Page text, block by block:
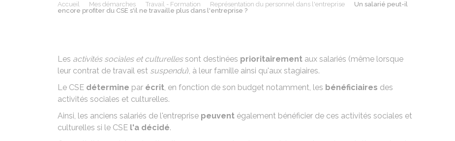
Accueil Mes démarches Travail - Formation Représentation du personnel dans l'entreprise
Un salarié peut-il
encore profiter du CSE s'il ne travaille plus dans l'entreprise ?
Les activités sociales et culturellessont destinées prioritairement aux salariés (même lorsque
leur contrat de travail est suspendu), à leur famille ainsi qu'aux stagiaires.
Le CSE détermine par écrit, en fonction de son budget notamment, les bénéficiaires des
activités sociales et culturelles.
Ainsi, les anciens salariés de l'entreprise peuvent également bénéficier de ces activités sociales et
culturelles si le CSE l'a décidé.